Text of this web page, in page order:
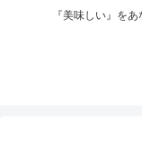
『美味しい』を